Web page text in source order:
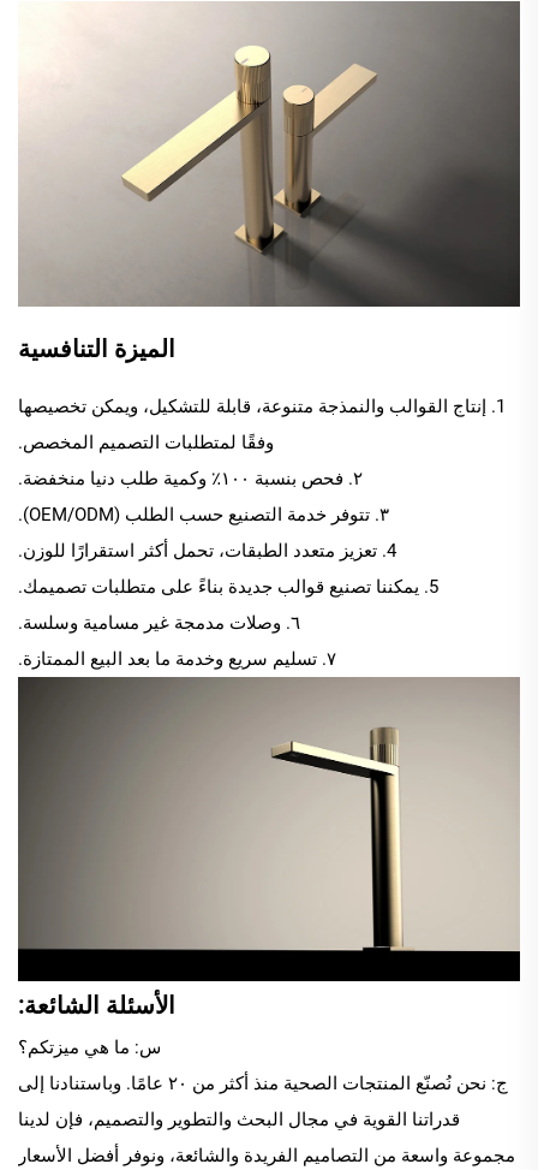
الميزة التنافسية
1. إنتاج القوالب والنمذجة متنوعة، قابلة للتشكيل، ويمكن تخصيصها
وفقًا لمتطلبات التصميم المخصص.
٢. فحص بنسبة ١٠٠٪ وكمية طلب دنيا منخفضة.
٣. تتوفر خدمة التصنيع حسب الطلب (OEM/ODM).
4. تعزيز متعدد الطبقات، تحمل أكثر استقرارًا للوزن.
5. يمكننا تصنيع قوالب جديدة بناءً على متطلبات تصميمك.
٦. وصلات مدمجة غير مسامية وسلسة.
٧. تسليم سريع وخدمة ما بعد البيع الممتازة.
الأسئلة الشائعة:
س: ما هي ميزتكم؟
ج: نحن نُصنّع المنتجات الصحية منذ أكثر من ٢٠ عامًا. وباستنادنا إلى
قدراتنا القوية في مجال البحث والتطوير والتصميم، فإن لدينا
مجموعة واسعة من التصاميم الفريدة والشائعة، ونوفر أفضل الأسعار